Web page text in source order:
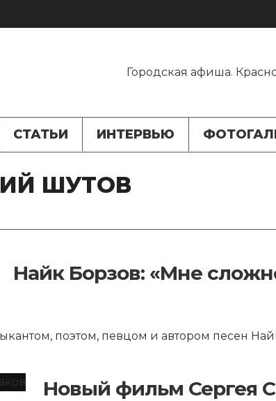
СТАТЬИ ИНТЕРВЬЮ
ШУТОВ
Найк Борзов: «Мне
поэтом, певцом и автором песен
Новый фильм Сергея